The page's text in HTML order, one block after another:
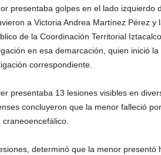
presentaba golpes en el lado izquierdo
a Victoria Andrea Martínez Pérez y
de la Coordinación Territorial
en esa demarcación, quien inició
correspondiente.
presentaba 13 lesiones visibles en
concluyeron que la menor falleció
craneoencefálico.
determinó que la menor presentó